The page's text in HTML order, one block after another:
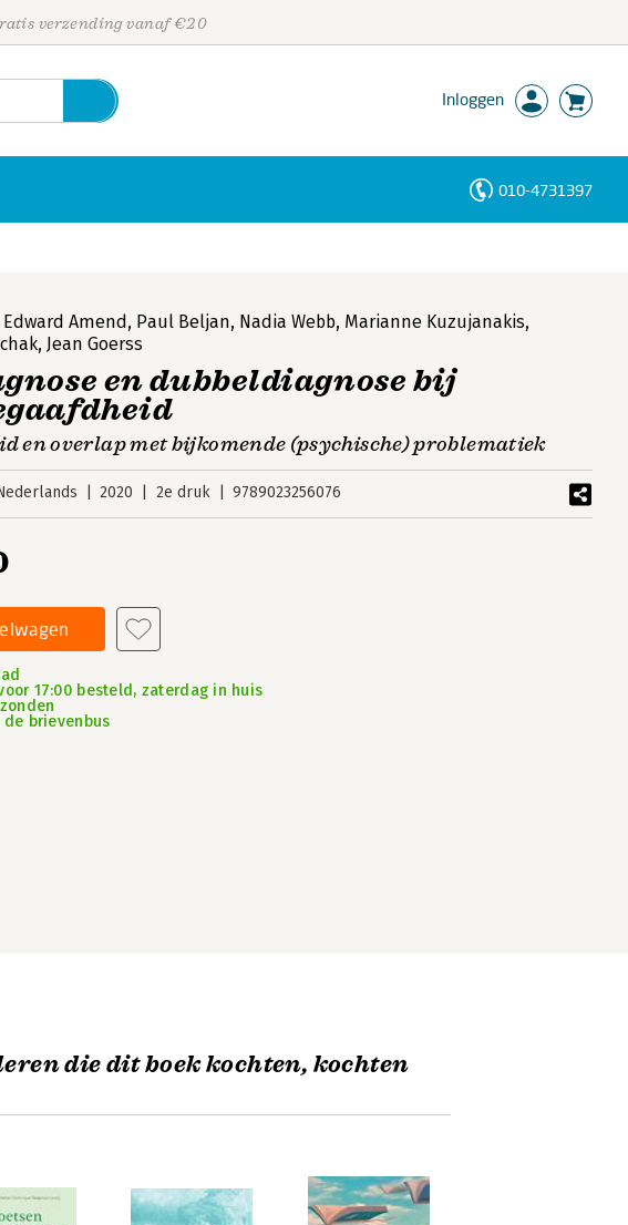
verzending vanaf €20
Inloggen
010-4731397
Edward Amend, Paul Beljan, Nadia Webb, Marianne Kuzujanakis,
, Jean Goerss
en dubbeldiagnose bij
en overlap met bijkomende (psychische) problematiek
2020 2e druk 9789023256076
17:00 besteld, zaterdag in huis
de brievenbus
die dit boek kochten, kochten
Personen